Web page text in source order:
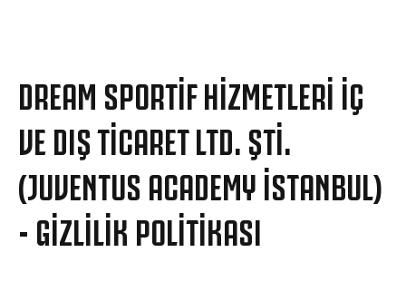
DREAM SPORTIF HIZMETLERI İÇ
VE DIŞ TICARET LTD. ŞTI.
(JUVENTUS ACADEMY İSTANBUL)
- GIZLILIK POLITIKASI